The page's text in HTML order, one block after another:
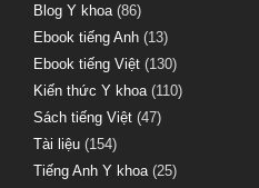
Blog Y khoa(86)
Ebook tiếng Anh (13)
Ebook tiếng Việt (130)
Kiến thức Y khoa(110)
Sách tiếng Việt (47)
Tài liệu (154)
Tiếng Anh Y khoa(25)